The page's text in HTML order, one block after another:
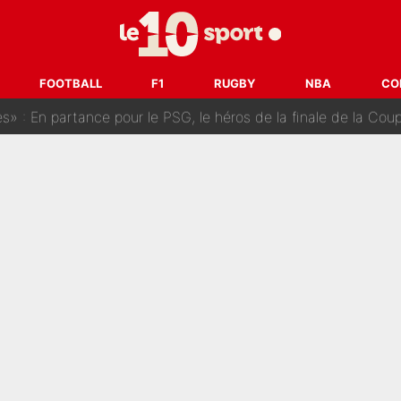
FOOTBALL F1 RUGBY NBA
Barcelone ? Les coulisses de la signature historique de
CMA CGM recrute plusieurs coureurs pour offrir à Paul Seixas une
partance pour le PSG, le héros de la finale de la Coupe du monde